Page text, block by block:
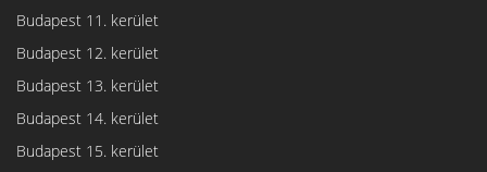
Budapest 11. kerület
Budapest 12. kerület
Budapest 13. kerület
Budapest 14. kerület
Budapest 15. kerület